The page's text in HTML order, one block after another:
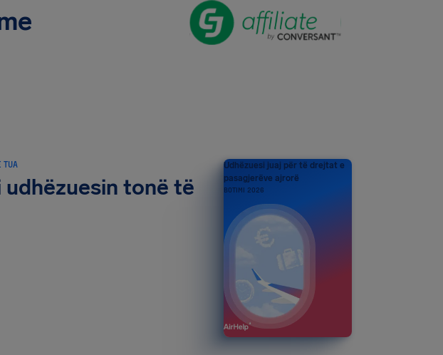
TUA
udhëzuesin tonë të
Udhëzuesi juaj për të drejtat e
pasagjerëve ajrorë
BOTIMI 2026